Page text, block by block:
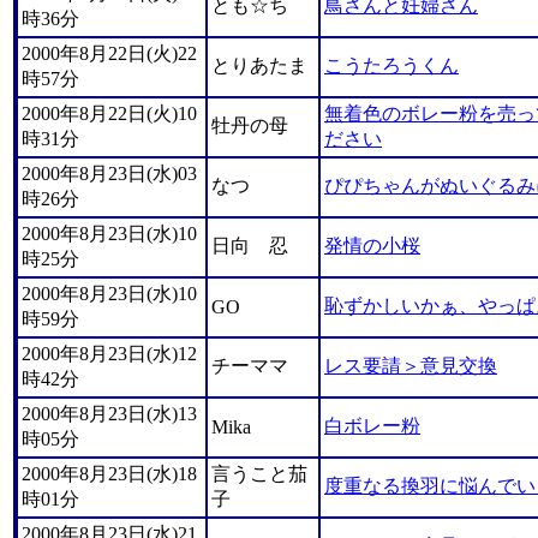
時36分
とも☆ち 鳥さんと妊婦さん
2000年8月22日(火)22
時57分
とりあたま こうたろうくん
2000年8月22日(火)10
時31分
牡丹の母
無着色のボレー粉を売
ださい
2000年8月23日(水)03
時26分
なつ ぴぴちゃんがぬいぐる
2000年8月23日(水)10
時25分
日向 忍 発情の小桜
2000年8月23日(水)10
時59分
GO 恥ずかしいかぁ、やっ
2000年8月23日(水)12
時42分
チーママ レス要請＞意見交換
2000年8月23日(水)13
時05分
Mika 白ボレー粉
2000年8月23日(水)18
時01分
言うこと茄
子
度重なる換羽に悩んで
2000年8月23日(水)21